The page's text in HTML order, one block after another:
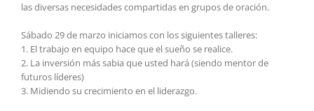
las diversas necesidades compartidas en grupos de oración.
Sábado 29 de marzo iniciamos con los siguientes talleres:
1. El trabajo en equipo hace que el sueño se realice.
2. La inversión más sabia que usted hará (siendo mentor de
futuros líderes)
3. Midiendo su crecimiento en el liderazgo.